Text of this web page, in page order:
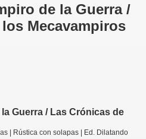
de la Guerra /
Mecavampiros
Guerra / Las Crónicas de
| Rústica con solapas | Ed. Dilatando